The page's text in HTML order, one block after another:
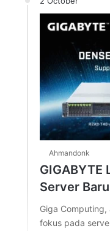
Ahmandonk
Server
Giga Computing,
fokus pada